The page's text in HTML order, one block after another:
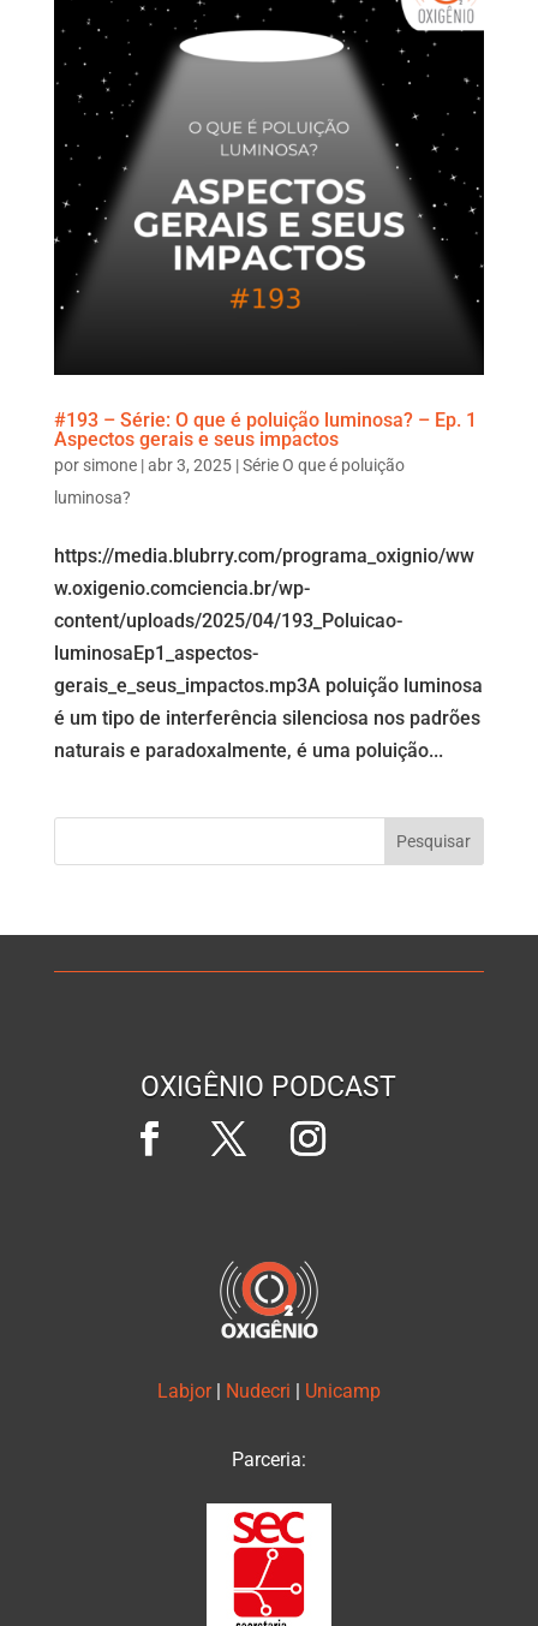
#193 – Série: O que é poluição luminosa? – Ep. 1
Aspectos gerais e seus impactos
por simone|abr 3, 2025|Série O que é poluição
luminosa?
https://media.blubrry.com/programa_oxignio/ww
w.oxigenio.comciencia.br/wp-
content/uploads/2025/04/193_Poluicao-
luminosaEp1_aspectos-
gerais_e_seus_impactos.mp3A poluição luminosa
é um tipo de interferência silenciosa nos padrões
naturais e paradoxalmente, é uma poluição...
OXIGÊNIO PODCAST
Labjor Nudecri Unicamp
Parceria: